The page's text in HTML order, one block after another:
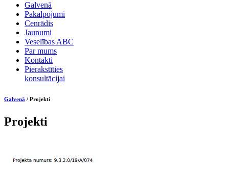
Galvenā
Pakalpojumi
Cenrādis
Jaunumi
Veselības ABC
Par mums
Kontakti
Pierakstīties
konsultācijai
Galvenā / Projekti
Projekti